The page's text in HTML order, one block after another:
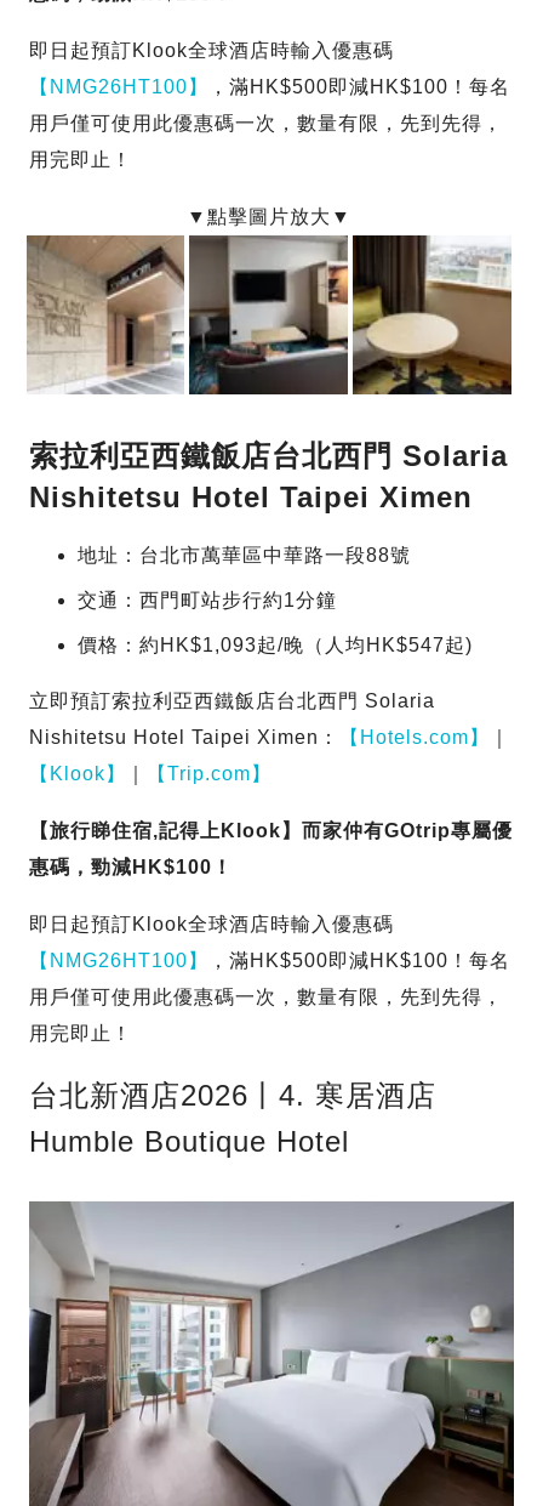
即日起預訂Klook全球酒店時輸入優惠碼
【NMG26HT100】
，滿HK$500即減HK$100！每名
用戶僅可使用此優惠碼一次，數量有限，先到先得，
用完即止！
索拉利亞西鐵飯店台北西門 Solaria
Nishitetsu Hotel Taipei Ximen
地址：台北市萬華區中華路一段88號
交通：西門町站步行約1分鐘
價格：約HK$1,093起/晚（人均HK$547起)
立即預訂索拉利亞西鐵飯店台北西門 Solaria
Nishitetsu Hotel Taipei Ximen：
【Hotels.com】
【Klook】
【Trip.com】
【旅行睇住宿,記得上Klook】而家仲有GOtrip專屬優
惠碼，勁減HK$100！
即日起預訂Klook全球酒店時輸入優惠碼
【NMG26HT100】
，滿HK$500即減HK$100！每名
用戶僅可使用此優惠碼一次，數量有限，先到先得，
用完即止！
台北新酒店2026丨4. 寒居酒店
Humble Boutique Hotel